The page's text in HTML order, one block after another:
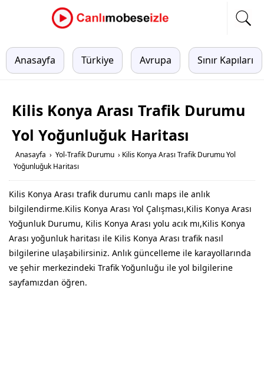
Anasayfa Türkiye Avrupa Sınır Kapıları
Kilis Konya Arası Trafik Durumu
Yol Yoğunluğuk Haritası
Anasayfa › Yol-Trafik Durumu › Kilis Konya Arası Trafik Durumu Yol
Yoğunluğuk Haritası
Kilis Konya Arası trafik durumu canlı maps ile anlık
bilgilendirme.Kilis Konya Arası Yol Çalışması,Kilis Konya Arası
Yoğunluk Durumu, Kilis Konya Arası yolu acık mı,Kilis Konya
Arası yoğunluk haritası ile Kilis Konya Arası trafik nasıl
bilgilerine ulaşabilirsiniz. Anlık güncelleme ile karayollarında
ve şehir merkezindeki Trafik Yoğunluğu ile yol bilgilerine
sayfamızdan öğren.